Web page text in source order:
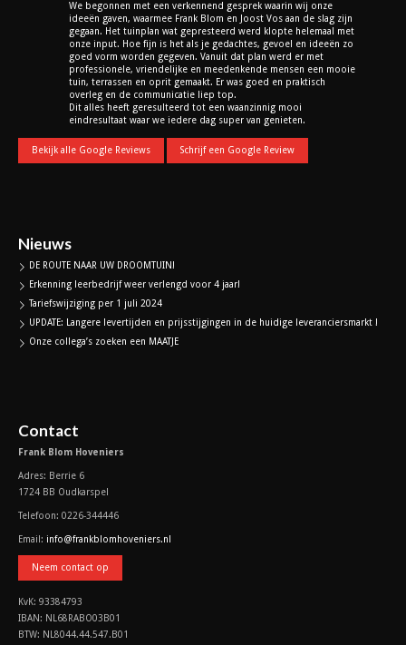
We begonnen met een verkennend gesprek waarin wij onze
ideeën gaven, waarmee Frank Blom en Joost Vos aan de slag zijn
gegaan. Het tuinplan wat gepresteerd werd klopte helemaal met
onze input. Hoe fijn is het als je gedachtes, gevoel en ideeën zo
goed vorm worden gegeven. Vanuit dat plan werd er met
professionele, vriendelijke en meedenkende mensen een mooie
tuin, terrassen en oprit gemaakt. Er was goed en praktisch
overleg en de communicatie liep top.
Dit alles heeft geresulteerd tot een waanzinnig mooi
eindresultaat waar we iedere dag super van genieten.
Bekijk alle Google Reviews Schrijf een Google Review
Nieuws
DE ROUTE NAAR UW DROOMTUIN!
Erkenning leerbedrijf weer verlengd voor 4 jaar!
Tariefswijziging per 1 juli 2024
UPDATE: Langere levertijden en prijsstijgingen in de huidige leveranciersmarkt !
Onze collega’s zoeken een MAATJE
Contact
Frank Blom Hoveniers
Adres: Berrie 6
1724 BB Oudkarspel
Telefoon: 0226-344446
Email: info@frankblomhoveniers.nl
Neem contact op
KvK: 93384793
IBAN: NL68RABO03B01
BTW: NL8044.44.547.B01